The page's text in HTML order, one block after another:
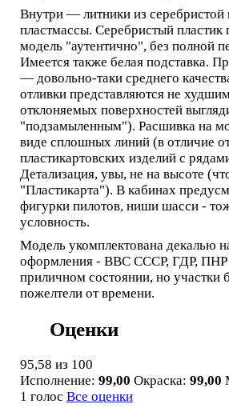
Внутри — литники из серебристой
пластмассы. Серебристый пластик
модель "аутентично", без полной
Имеется также белая подставка.
— довольно-таки среднего
отливки представляются не
отклоняемых поверхностей
"подзамыленным"). Расшивка на
виде сплошных линий (в отличие
пластикартовских изделий с
Детализация, увы, не на высоте
"Пластикарта"). В кабинах
фигурки пилотов, ниши шасси -
условность.
Модель укомплектована декалью
оформления - ВВС СССР, ГДР, ПНР
приличном состоянии, но участки
пожелтели от времени.
Оценки
95,58 из 100
Исполнение: 99,00 Окраска: 99,00
1 голос Все оценки